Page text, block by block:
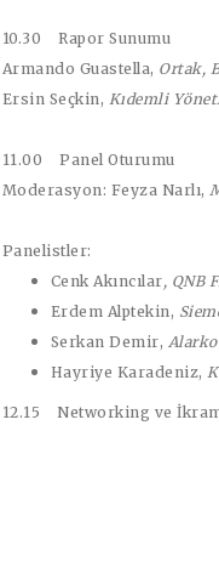
10.30 Rapor Sunumu
Armando Guastella, Ortak,
Ersin Seçkin, Kıdemli
11.00 Panel Oturumu
Moderasyon: Feyza Narlı,
Panelistler:
Cenk Akıncılar, QNB
Erdem Alptekin,
Serkan Demir,
Hayriye Karadeniz,
12.15 Networking ve